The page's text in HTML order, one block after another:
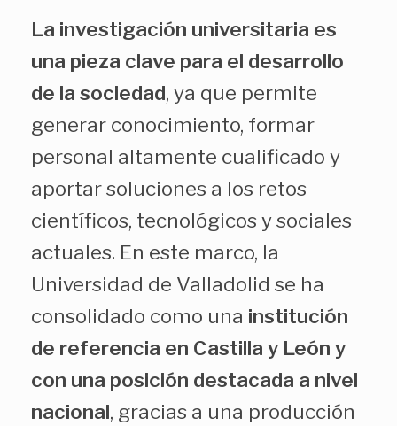
La investigación universitaria es
una pieza clave para el desarrollo
de la sociedad, ya que permite
generar conocimiento, formar
personal altamente cualificado y
aportar soluciones a los retos
científicos, tecnológicos y sociales
actuales. En este marco, la
Universidad de Valladolid se ha
consolidado como una institución
de referencia en Castilla y León y
con una posición destacada a nivel
nacional, gracias a una producción